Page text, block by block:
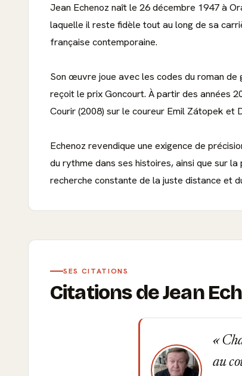
Jean Echenoz naît le 26 décembre 1947 à
laquelle il reste fidèle tout au long de sa
française contemporaine.
Son œuvre joue avec les codes du roman
reçoit le prix Goncourt. À partir des années
Courir (2008) sur le coureur Emil Zátopek et
Echenoz revendique une exigence de
du rythme dans ses histoires, ainsi que sur
recherche constante de la juste distance et
SES CITATIONS
Citations de Jean
au